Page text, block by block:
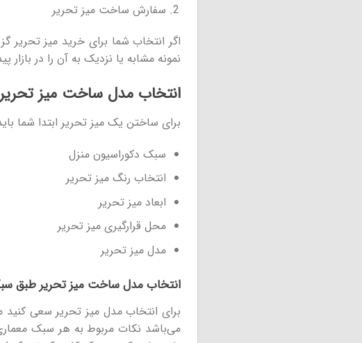
سفارش ساخت میز تحریر
نمونه مشابه یا نزدیک به آن را در
انتخاب مدل ساخت میز
برای ساختن یک میز تحریر ابتدا شما
سبک دکوراسیون منزل
انتخاب رنگ میز تحریر
ابعاد میز تحریر
محل قرارگیری میز تحریر
مدل میز تحریر
انتخاب مدل ساخت میز تحریر طبق
برای انتخاب مدل میز تحریر سعی
می‌باشد نکات مربوط به هر سبک